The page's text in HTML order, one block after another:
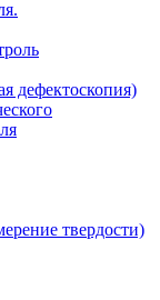
дефектоскопия)
твердости)